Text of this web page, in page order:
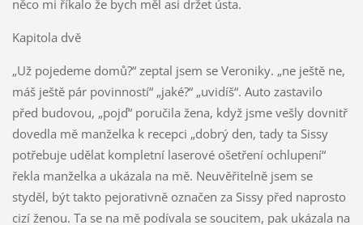
něco mi říkalo že bych měl asi držet ústa.
Kapitola dvě
„Už pojedeme domů?“ zeptal jsem se Veroniky. „ne ještě ne,
máš ještě pár povinností“ „jaké?“ „uvidíš“. Auto zastavilo
před budovou, „pojď“ poručila žena, když jsme vešly dovnitř
dovedla mě manželka k recepci „dobrý den, tady ta Sissy
potřebuje udělat kompletní laserové ošetření ochlupení“
řekla manželka a ukázala na mě. Neuvěřitelně jsem se
styděl, být takto pejorativně označen za Sissy před naprosto
cizí ženou. Ta se na mě podívala se soucitem, pak ukázala na